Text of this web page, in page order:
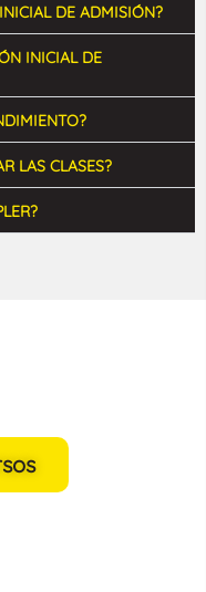
DE ADMISIÓN?
INICIAL DE
LAS CLASES?